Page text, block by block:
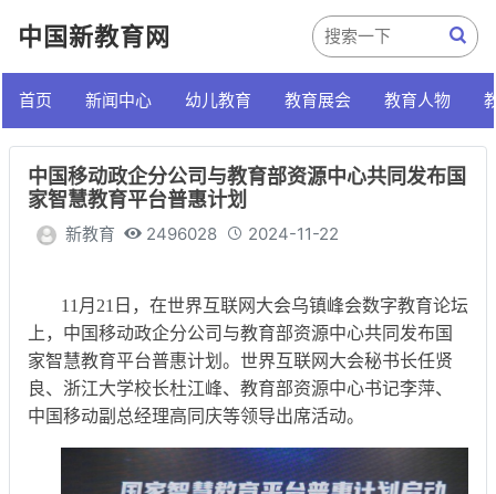
中国新教育网
首页 新闻中心 幼儿教育 教育展会 教育人物
中国移动政企分公司与教育部资源中心共同发布国
家智慧教育平台普惠计划
新教育 2496028 2024-11-22
11月21日，在世界互联网大会乌镇峰会数字教育论坛
上，中国移动政企分公司与教育部资源中心共同发布国
家智慧教育平台普惠计划。世界互联网大会秘书长任贤
良、浙江大学校长杜江峰、教育部资源中心书记李萍、
中国移动副总经理高同庆等领导出席活动。